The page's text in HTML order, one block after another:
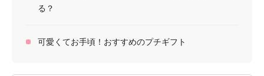
る？
可愛くてお手頃！おすすめのプチギフト